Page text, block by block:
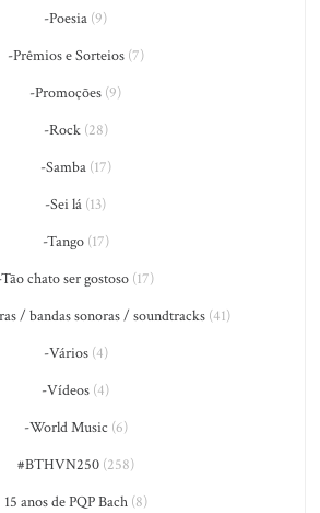
-Poesia (9)
-Prêmios e Sorteios(7)
-Promoções (9)
-Rock(28)
-Samba(17)
-Sei lá (13)
-Tango(17)
chato ser gostoso (17)
/ bandas sonoras / soundtracks(41)
-Vários(4)
-Vídeos (4)
-World Music (6)
#BTHVN250(258)
15 anos de PQP Bach(8)